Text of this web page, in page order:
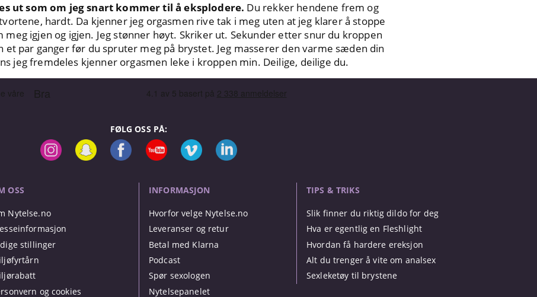
ut som om jeg snart kommer til å eksplodere. Du rekker hendene frem og
hardt. Da kjenner jeg orgasmen rive tak i meg uten at jeg klarer å stoppe
meg igjen og igjen. Jeg stønner høyt. Skriker ut. Sekunder etter snur du kroppen
et par ganger før du spruter meg på brystet. Jeg masserer den varme sæden din
jeg fremdeles kjenner orgasmen leke i kroppen min. Deilige, deilige du.
FØLG OSS PÅ:
OSS
Nytelse.no
stillinger
og cookies
INFORMASJON
Hvorfor velge Nytelse.no
Leveranser og retur
Betal med Klarna
Podcast
Spør sexologen
Nytelsepanelet
TIPS & TRIKS
Slik finner du riktig dildo for deg
Hva er egentlig en Fleshlight
Hvordan få hardere ereksjon
Alt du trenger å vite om analsex
Sexleketøy til brystene